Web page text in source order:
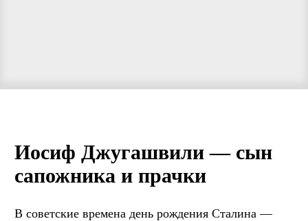
Иосиф Джугашвили — сын
сапожника и прачки
В советские времена день рождения Сталина —